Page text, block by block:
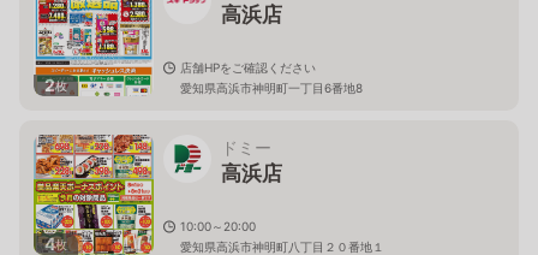
2枚
高浜店
店舗HPをご確認ください
愛知県高浜市神明町一丁目6番地8
4枚
ドミー
高浜店
10:00～20:00
愛知県高浜市神明町八丁目２０番地１